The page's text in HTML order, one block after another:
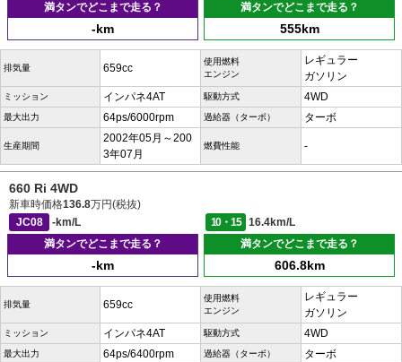
満タンでどこまで走る？
-km
満タンでどこまで走る？
555km
排気量 659cc
使用燃料
エンジン
レギュラー
ガソリン
ミッション インパネ4AT 駆動方式 4WD
最大出力 64ps/6000rpm 過給器（ターボ） ターボ
生産期間
2002年05月～200
3年07月
燃費性能 -
660 Ri 4WD
新車時価格136.8万円(税抜)
JC08
-km/L 10・15
16.4km/L
満タンでどこまで走る？
-km
満タンでどこまで走る？
606.8km
排気量 659cc
使用燃料
エンジン
レギュラー
ガソリン
ミッション インパネ4AT 駆動方式 4WD
最大出力 64ps/6400rpm 過給器（ターボ） ターボ